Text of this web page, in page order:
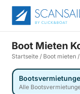
Boot Mieten
Startseite / Boot mieten /
Alle